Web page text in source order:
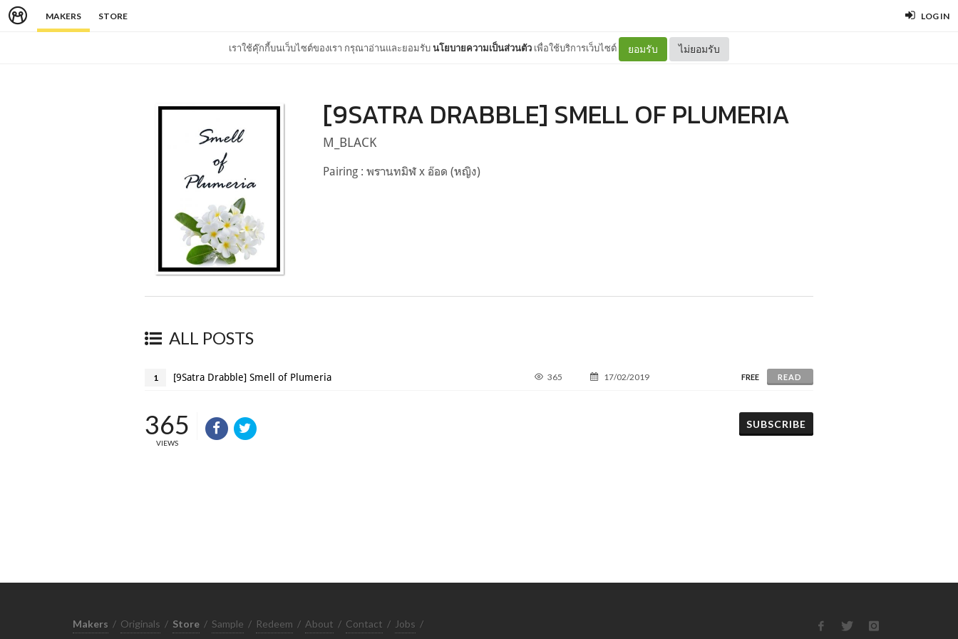
MAKERS STORE LOG IN
เราใช้คุ๊กกี้บนเว็บไซต์ของเรา กรุณาอ่านและยอมรับนโยบายความเป็นส่วนตัว เพื่อใช้บริการเว็บไซต์ ยอมรับ ไม่ยอมรับ
[9SATRA DRABBLE] SMELL OF PLUMERIA
M_BLACK
Pairing : พรานทมิฬ x อ๊อด (หญิง)
ALL POSTS
1 [9Satra Drabble] Smell of Plumeria 365 17/02/2019 FREE READ
365
VIEWS
SUBSCRIBE
Makers / Originals / Store / Sample / Redeem / About / Contact / Jobs /